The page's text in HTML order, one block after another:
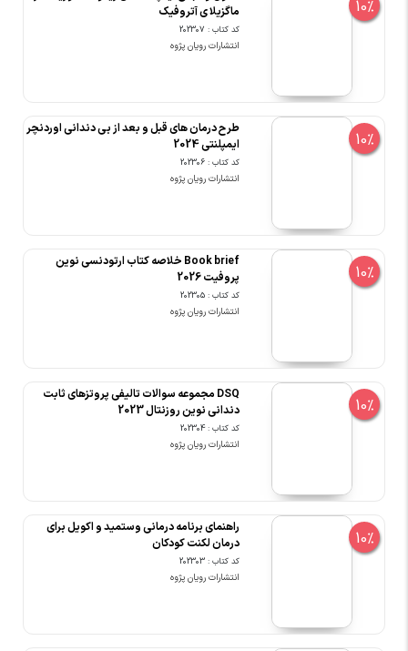
10%
ماگزیلا ی آتروفیک
کد کتاب : 202307
انتشارات رویان پژوه
10%
طرح درمان های قبل و بعد از بی دندانی اوردنچر
ایمپلنتی 2024
کد کتاب : 202306
انتشارات رویان پژوه
10%
Book brief خلاصه کتاب ارتودنسی نوین
پروفیت 2026
کد کتاب : 202305
انتشارات رویان پژوه
10%
DSQ مجموعه سوالات تالیفی پروتزهای ثابت
دندانی نوین روزنتال 2023
کد کتاب : 202304
انتشارات رویان پژوه
10%
راهنمای برنامه درمانی وستمید و اکویل برای
درمان لکنت کودکان
کد کتاب : 202303
انتشارات رویان پژوه